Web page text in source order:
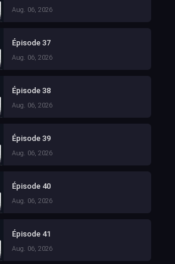
Aug. 06, 2026
Épisode 37
Aug. 06, 2026
Épisode 38
Aug. 06, 2026
Épisode 39
Aug. 06, 2026
Épisode 40
Aug. 06, 2026
Épisode 41
Aug. 06, 2026